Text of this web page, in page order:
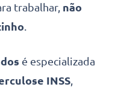
trabalhar, não
é especializada
INSS